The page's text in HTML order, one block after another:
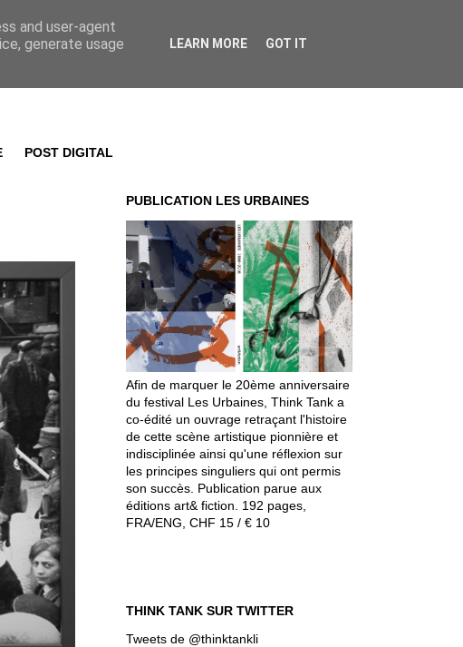
POST DIGITAL
PUBLICATION LES URBAINES
Afin de marquer le 20ème anniversaire
du festival Les Urbaines, Think Tank a
co-édité un ouvrage retraçant l'histoire
de cette scène artistique pionnière et
indisciplinée ainsi qu'une réflexion sur
les principes singuliers qui ont permis
son succès. Publication parue aux
éditions art& fiction. 192 pages,
FRA/ENG, CHF 15 / € 10
THINK TANK SUR TWITTER
Tweets de @thinktankli
and user-agent
generate usage
LEARN MORE GOT IT